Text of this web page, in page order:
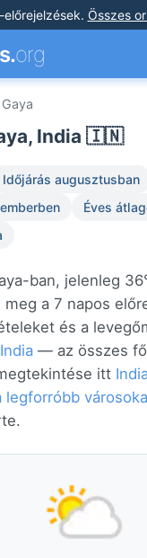
előrejelzések. Összes
org
Gaya
India 🇮🇳
Időjárás augusztusban
Éves
ban, jelenleg
a 7 napos
és a
India — az összes
itt
legforróbb